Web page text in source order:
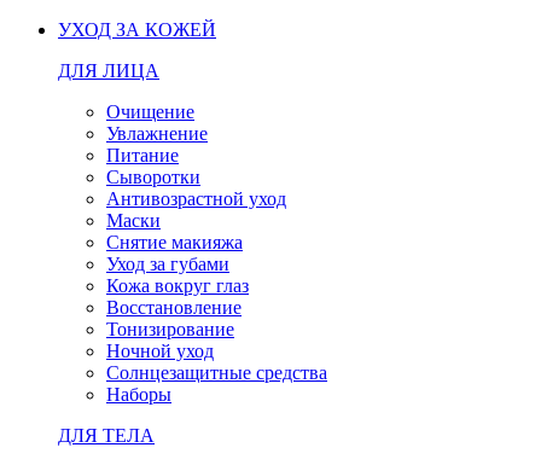
УХОД ЗА КОЖЕЙ
ДЛЯ ЛИЦА
Очищение
Увлажнение
Питание
Сыворотки
Антивозрастной уход
Маски
Снятие макияжа
Уход за губами
Кожа вокруг глаз
Восстановление
Тонизирование
Ночной уход
Солнцезащитные средства
Наборы
ДЛЯ ТЕЛА